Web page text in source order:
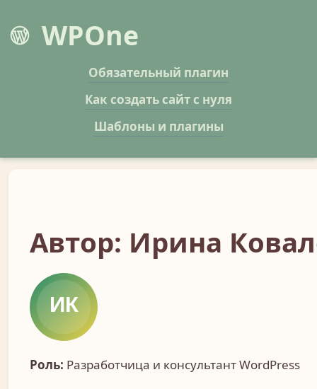
WPOne
Обязательный плагин
Как создать сайт с нуля
Шаблоны и плагины
Автор: Ирина
Роль: Разработчица и консультант WordPress